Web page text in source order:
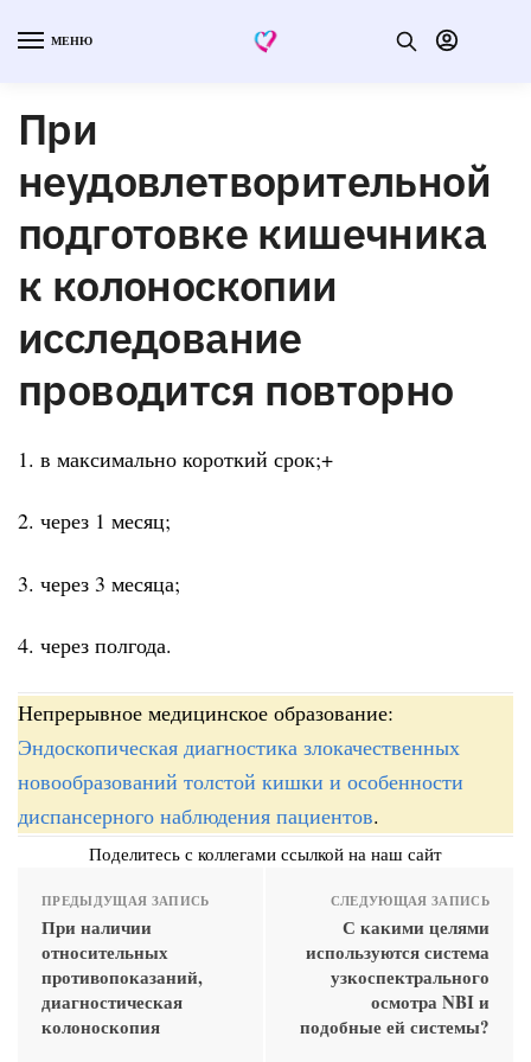
МЕНЮ
При
неудовлетворительной
подготовке кишечника
к колоноскопии
исследование
проводится повторно
1. в максимально короткий срок;+
2. через 1 месяц;
3. через 3 месяца;
4. через полгода.
Непрерывное медицинское образование:
Эндоскопическая диагностика злокачественных
новообразований толстой кишки и особенности
диспансерного наблюдения пациентов.
Поделитесь с коллегами ссылкой на наш сайт
ПРЕДЫДУЩАЯ ЗАПИСЬ
При наличии
относительных
противопоказаний,
диагностическая
колоноскопия
СЛЕДУЮЩАЯ ЗАПИСЬ
С какими целями
используются система
узкоспектрального
осмотра NBI и
подобные ей системы?